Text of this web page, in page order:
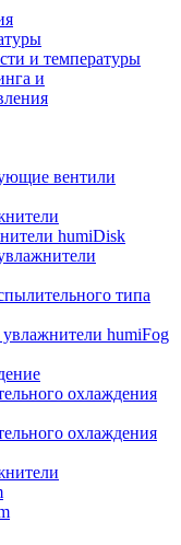
и температуры
и
вентили
humiDisk
типа
humiFog
охлаждения
охлаждения